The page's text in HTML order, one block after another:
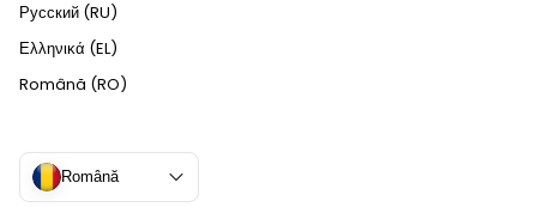
Русский (RU)
Ελληνικά (EL)
Română (RO)
Română